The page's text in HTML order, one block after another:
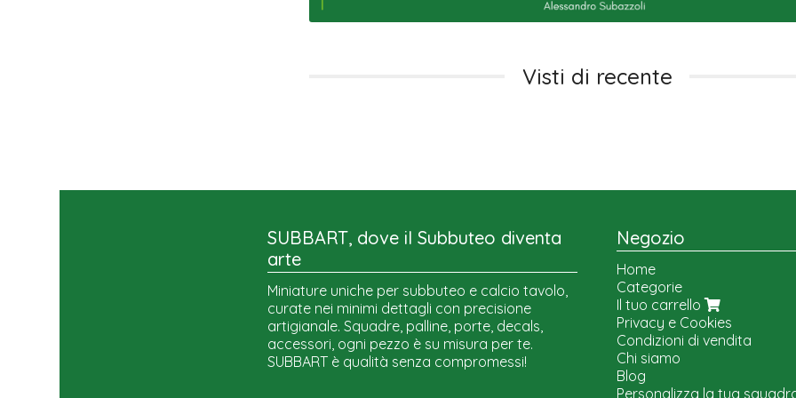
Visti di recente
SUBBART, dove il Subbuteo diventa
arte
Miniature uniche per subbuteo e calcio tavolo,
curate nei minimi dettagli con precisione
artigianale. Squadre, palline, porte, decals,
accessori, ogni pezzo è su misura per te.
SUBBART è qualità senza compromessi!
Negozio
Home
Categorie
Il tuo carrello
Privacy e Cookies
Condizioni di vendita
Chi siamo
Blog
Personalizza la tua